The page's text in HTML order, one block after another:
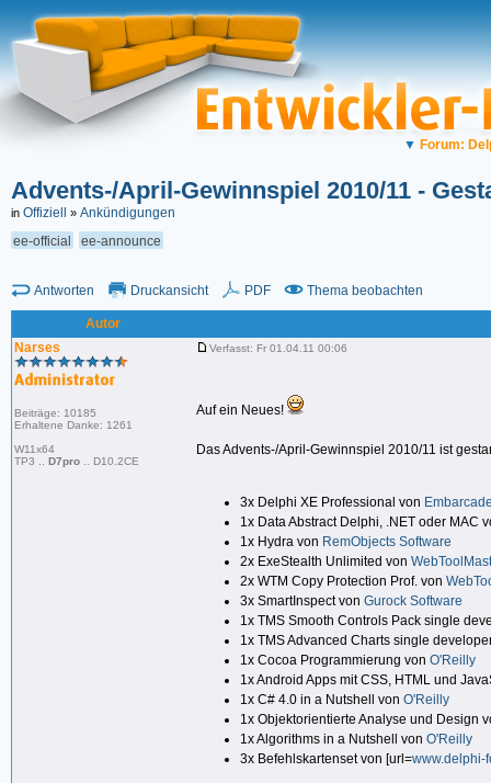
▼ Forum:
Advents-/April-Gewinnspiel 2010/11 -
in Offiziell » Ankündigungen
ee-official
ee-announce
Antworten Druckansicht PDF Thema beobachten
Autor
Narses
Beiträge: 10185
Erhaltene Danke: 1261
W11x64
TP3 .. D7pro .. D10.2CE
Verfasst: Fr 01.04.11 00:06
Auf ein Neues!
Das Advents-/April-Gewinnspiel 2010/11 ist
3x Delphi XE Professional von
1x Data Abstract Delphi, .NET oder MAC
1x Hydra von RemObjects Software
2x ExeStealth Unlimited von
2x WTM Copy Protection Prof. von
3x SmartInspect von Gurock Software
1x TMS Smooth Controls Pack single
1x TMS Advanced Charts single
1x Cocoa Programmierung von O'Reilly
1x Android Apps mit CSS, HTML und
1x C# 4.0 in a Nutshell von O'Reilly
1x Objektorientierte Analyse und Design
1x Algorithms in a Nutshell von O'Reilly
3x Befehlskartenset von [url=www.delphi-